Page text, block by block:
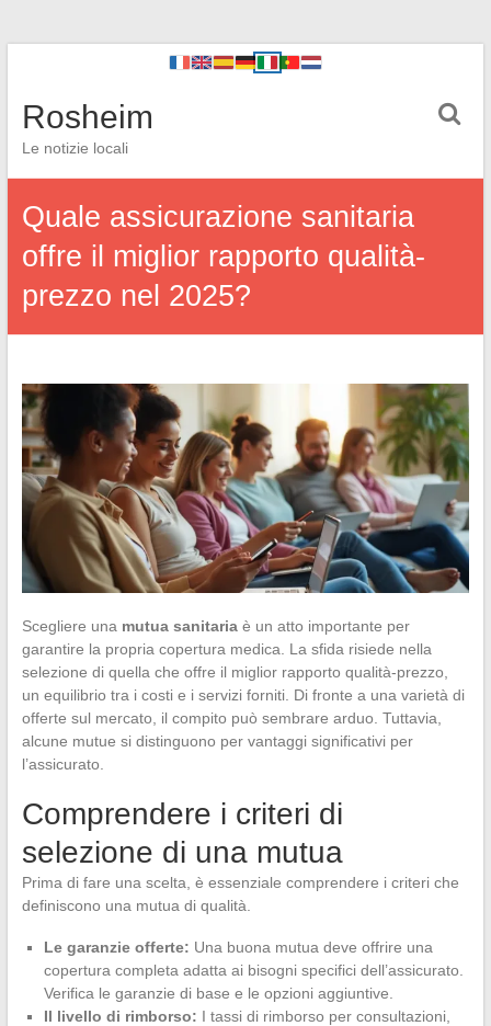
Rosheim
Le notizie locali
Quale assicurazione sanitaria
offre il miglior rapporto qualità-
prezzo nel 2025?
Scegliere una mutua sanitariaè un atto importante per
garantire la propria copertura medica. La sfida risiede nella
selezione di quella che offre il miglior rapporto qualità-prezzo,
un equilibrio tra i costi e i servizi forniti. Di fronte a una varietà di
offerte sul mercato, il compito può sembrare arduo. Tuttavia,
alcune mutue si distinguono per vantaggi significativi per
l’assicurato.
Comprendere i criteri di
selezione di una mutua
Prima di fare una scelta, è essenziale comprendere i criteri che
definiscono una mutua di qualità.
Le garanzie offerte: Una buona mutua deve offrire una
copertura completa adatta ai bisogni specifici dell’assicurato.
Verifica le garanzie di base e le opzioni aggiuntive.
Il livello di rimborso: I tassi di rimborso per consultazioni,